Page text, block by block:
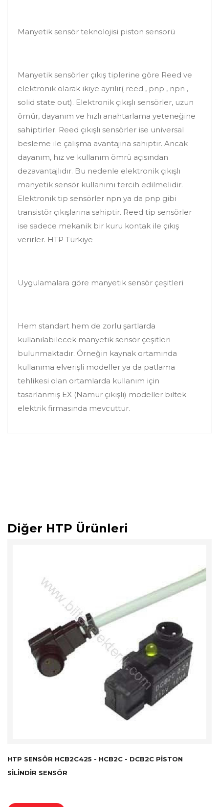
Manyetik sensör teknolojisi piston sensorü
Manyetik sensörler çıkış tiplerine göre Reed ve
elektronik olarak ikiye ayrılır( reed , pnp , npn ,
solid state out). Elektronik çıkışlı sensörler, uzun
ömür, dayanım ve hızlı anahtarlama yeteneğine
sahiptirler. Reed çıkışlı sensörler ise universal
besleme ile çalışma avantajına sahiptir. Ancak
dayanım, hız ve kullanım ömrü açısından
dezavantajlıdır. Bu nedenle elektronik çıkışlı
manyetik sensör kullanımı tercih edilmelidir.
Elektronik tip sensörler npn ya da pnp gibi
transistör çıkışlarına sahiptir. Reed tip sensörler
ise sadece mekanik bir kuru kontak ile çıkış
verirler. HTP Türkiye
Uygulamalara göre manyetik sensör çeşitleri
Hem standart hem de zorlu şartlarda
kullanılabilecek manyetik sensör çeşitleri
bulunmaktadır. Örneğin kaynak ortamında
kullanıma elverişli modeller ya da patlama
tehlikesi olan ortamlarda kullanım için
tasarlanmış EX (Namur çıkışlı) modeller biltek
elektrik firmasında mevcuttur.
Diğer HTP Ürünleri
HTP SENSÖR HCB2C425 - HCB2C - DCB2C PISTON
SILINDIR SENSÖR